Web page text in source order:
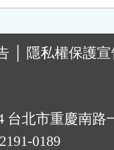
隱私權保護
台北市重慶南路
0189